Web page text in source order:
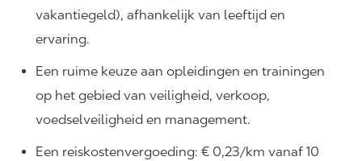
vakantiegeld), afhankelijk van leeftijd en
ervaring.
Een ruime keuze aan opleidingen en trainingen
op het gebied van veiligheid, verkoop,
voedselveiligheid en management.
Een reiskostenvergoeding: € 0,23/km vanaf 10